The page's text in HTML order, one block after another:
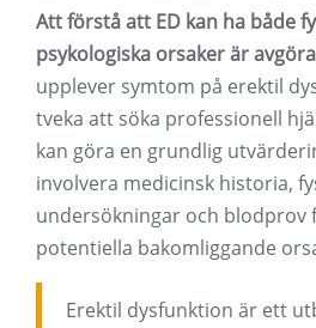
Att förstå att ED kan ha både
psykologiska orsaker är
upplever symtom på erektil
tveka att söka professionell
kan göra en grundlig
involvera medicinsk historia,
undersökningar och blodprov
potentiella bakomliggande
Erektil dysfunktion är ett